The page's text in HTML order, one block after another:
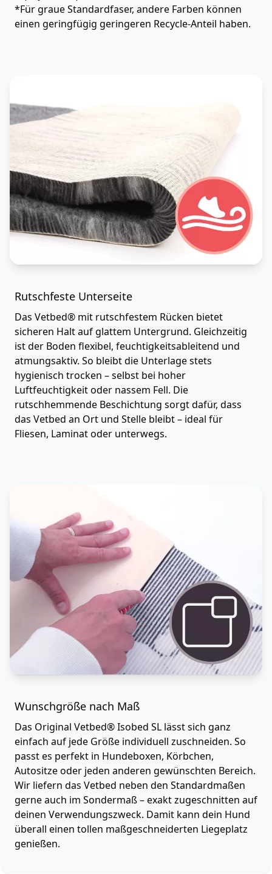
*Für graue Standardfaser, andere Farben können
einen geringfügig geringeren Recycle-Anteil haben.
Rutschfeste Unterseite
Das Vetbed® mit rutschfestem Rücken bietet
sicheren Halt auf glattem Untergrund. Gleichzeitig
ist der Boden flexibel, feuchtigkeitsableitend und
atmungsaktiv. So bleibt die Unterlage stets
hygienisch trocken – selbst bei hoher
Luftfeuchtigkeit oder nassem Fell. Die
rutschhemmende Beschichtung sorgt dafür, dass
das Vetbed an Ort und Stelle bleibt – ideal für
Fliesen, Laminat oder unterwegs.
Wunschgröße nach Maß
Das Original Vetbed® Isobed SL lässt sich ganz
einfach auf jede Größe individuell zuschneiden. So
passt es perfekt in Hundeboxen, Körbchen,
Autositze oder jeden anderen gewünschten Bereich.
Wir liefern das Vetbed neben den Standardmaßen
gerne auch im Sondermaß – exakt zugeschnitten auf
deinen Verwendungszweck. Damit kann dein Hund
überall einen tollen maßgeschneiderten Liegeplatz
genießen.